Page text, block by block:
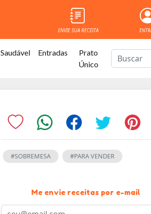
ENVIE SUA RECEITA
Saudável Entradas
Prato
Único
#SOBREMESA #PARA VENDER
Me envie receitas por e-mail